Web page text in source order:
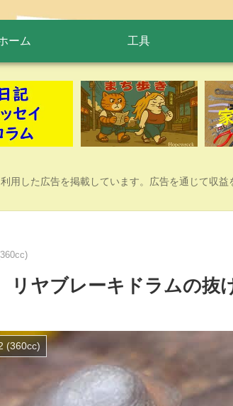
ーム 工具
用した広告を掲載しています。広告を通じて収益
リヤブレーキドラムの抜
(360cc)